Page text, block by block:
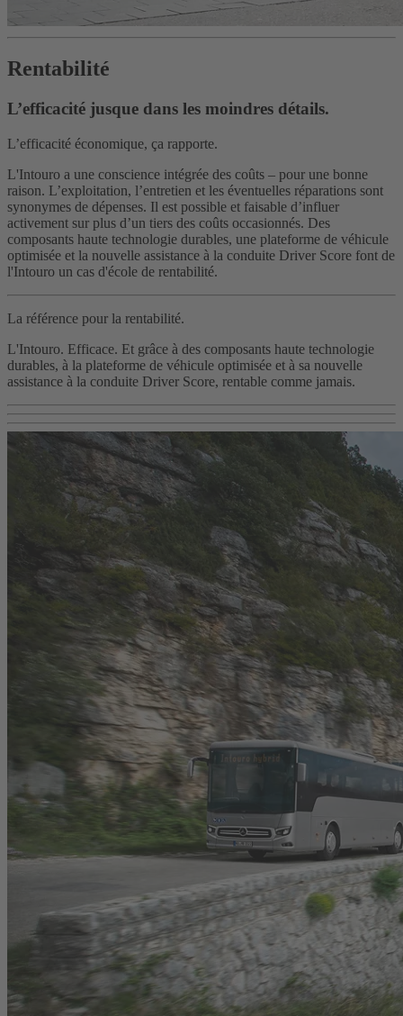
Rentabilité
L’efficacité jusque dans les moindres détails.
L’efficacité économique, ça rapporte.
L'Intouro a une conscience intégrée des coûts – pour une bonne
raison. L’exploitation, l’entretien et les éventuelles réparations sont
synonymes de dépenses. Il est possible et faisable d’influer
activement sur plus d’un tiers des coûts occasionnés. Des
composants haute technologie durables, une plateforme de véhicule
optimisée et la nouvelle assistance à la conduite Driver Score font de
l'Intouro un cas d'école de rentabilité.
La référence pour la rentabilité.
L'Intouro. Efficace. Et grâce à des composants haute technologie
durables, à la plateforme de véhicule optimisée et à sa nouvelle
assistance à la conduite Driver Score, rentable comme jamais.